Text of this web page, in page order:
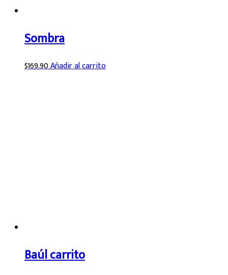
Sombra
$169.90Añadir al carrito
Baúl carrito